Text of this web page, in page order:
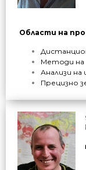
Области на
Методи на
Анализи на
Прецизно